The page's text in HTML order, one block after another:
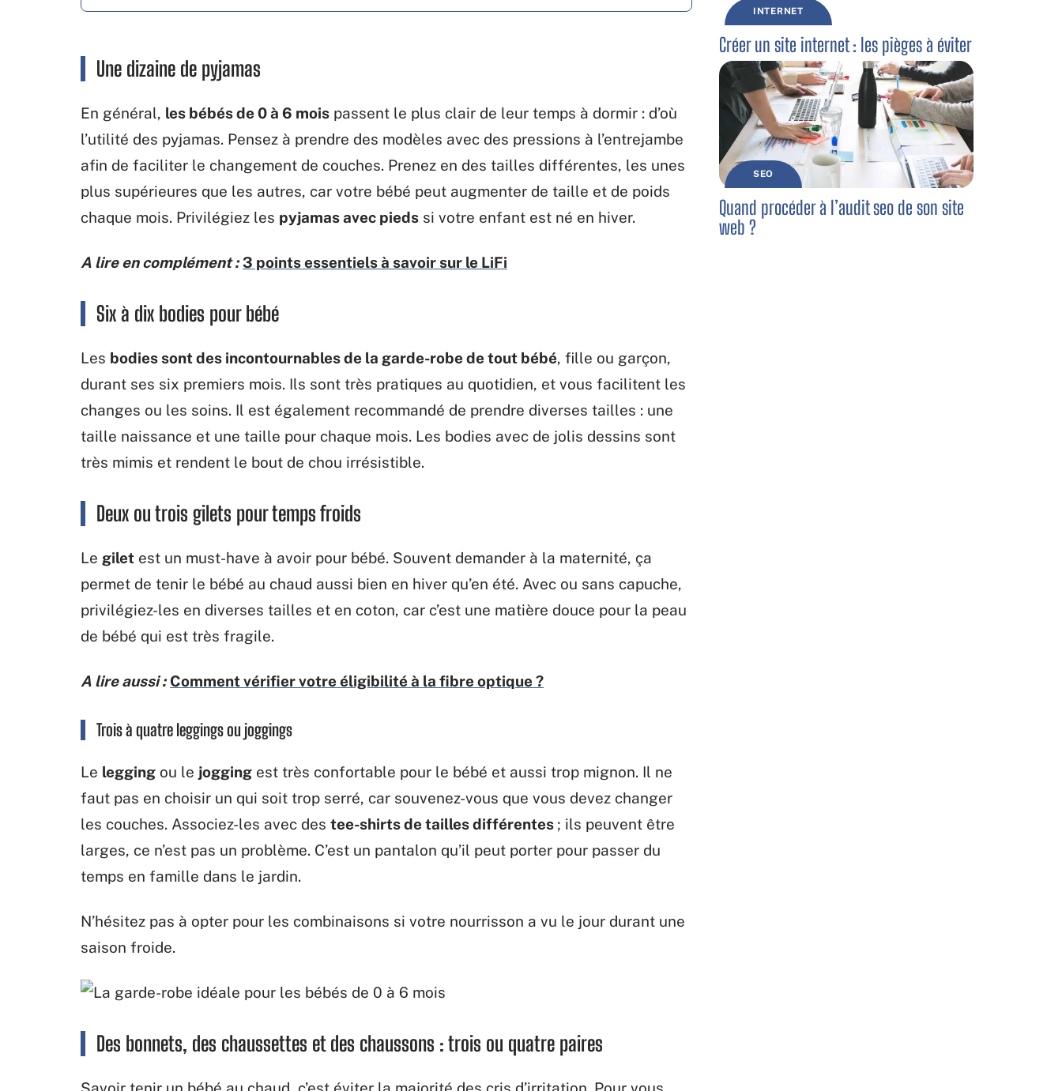
Une dizaine de pyjamas
En général, les bébés de 0 à 6 mois passent le plus clair de leur temps à dormir : d’où
l’utilité des pyjamas. Pensez à prendre des modèles avec des pressions à l’entrejambe
afin de faciliter le changement de couches. Prenez en des tailles différentes, les unes
plus supérieures que les autres, car votre bébé peut augmenter de taille et de poids
chaque mois. Privilégiez les pyjamas avec pieds si votre enfant est né en hiver.
A lire en complément : 3 points essentiels à savoir sur le LiFi
Six à dix bodies pour bébé
Les bodies sont des incontournables de la garde-robe de tout bébé, fille ou garçon,
durant ses six premiers mois. Ils sont très pratiques au quotidien, et vous facilitent les
changes ou les soins. Il est également recommandé de prendre diverses tailles : une
taille naissance et une taille pour chaque mois. Les bodies avec de jolis dessins sont
très mimis et rendent le bout de chou irrésistible.
Deux ou trois gilets pour temps froids
Le gilet est un must-have à avoir pour bébé. Souvent demander à la maternité, ça
permet de tenir le bébé au chaud aussi bien en hiver qu’en été. Avec ou sans capuche,
privilégiez-les en diverses tailles et en coton, car c’est une matière douce pour la peau
de bébé qui est très fragile.
A lire aussi : Comment vérifier votre éligibilité à la fibre optique ?
Trois à quatre leggings ou joggings
Le legging ou le jogging est très confortable pour le bébé et aussi trop mignon. Il ne
faut pas en choisir un qui soit trop serré, car souvenez-vous que vous devez changer
les couches. Associez-les avec des tee-shirts de tailles différentes ; ils peuvent être
larges, ce n’est pas un problème. C’est un pantalon qu’il peut porter pour passer du
temps en famille dans le jardin.
N’hésitez pas à opter pour les combinaisons si votre nourrisson a vu le jour durant une
saison froide.
Des bonnets, des chaussettes et des chaussons : trois ou quatre paires
Savoir tenir un bébé au chaud, c’est éviter la majorité des cris d’irritation. Pour vous
INTERNET
Créer un site internet : les pièges à éviter
SEO
Quand procéder à l’audit seo de son site
web ?